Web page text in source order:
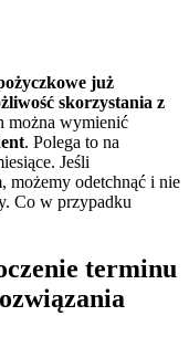
już
skorzystania z
można wymienić
. Polega to na
Jeśli
możemy odetchnąć i nie
Co w przypadku
terminu